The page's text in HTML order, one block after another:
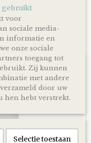
gebruikt
voor
sociale media-
informatie en
onze sociale
toegang tot
Zij kunnen
met andere
door uw
hen hebt verstrekt.
Selectie toestaan